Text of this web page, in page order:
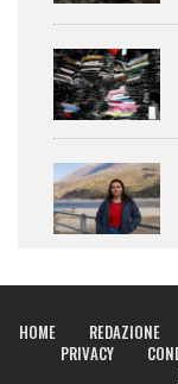
HOME REDAZIONE
PRIVACY